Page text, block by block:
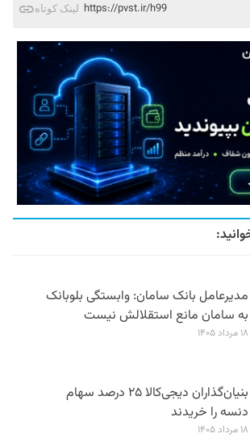
لینک کوتاه https://pvst.ir/h99
مدیرعامل بانک سامان: وابستگی بلوبانک
به سامان مانع استقلالش نیست
۱۸ مرداد ۱۴۰۵
بنیان‌گذاران دیجی‌کالا ۲۵ درصد سهام
دنسه را خریدند
۱۸ مرداد ۱۴۰۵